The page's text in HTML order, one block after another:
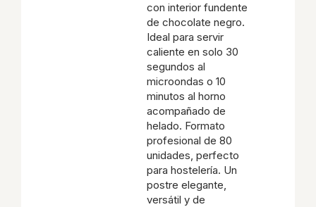
con interior fundente
de chocolate negro.
Ideal para servir
caliente en solo 30
segundos al
microondas o 10
minutos al horno
acompañado de
helado. Formato
profesional de 80
unidades, perfecto
para hostelería. Un
postre elegante,
versátil y de